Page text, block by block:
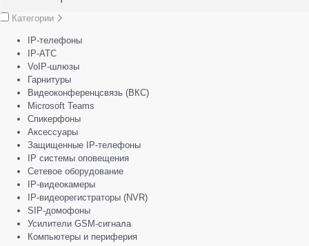
Категории
IP-телефоны
IP-АТС
VoIP-шлюзы
Гарнитуры
Видеоконференцсвязь (ВКС)
Microsoft Teams
Спикерфоны
Аксессуары
Защищенные IP-телефоны
IP системы оповещения
Сетевое оборудование
IP-видеокамеры
IP-видеорегистраторы (NVR)
SIP-домофоны
Усилители GSM-сигнала
Компьютеры и периферия